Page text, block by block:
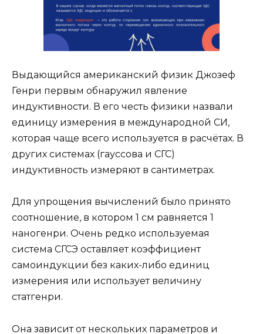
Выдающийся американский физик Джозеф
Генри первым обнаружил явление
индуктивности. В его честь физики назвали
единицу измерения в международной СИ,
которая чаще всего используется в расчётах. В
других системах (гауссова и СГС)
индуктивность измеряют в сантиметрах.
Для упрощения вычислений было принято
соотношение, в котором 1 см равняется 1
наногенри. Очень редко используемая
система СГСЭ оставляет коэффициент
самоиндукции без каких-либо единиц
измерения или использует величину
статгенри.
Она зависит от нескольких параметров и